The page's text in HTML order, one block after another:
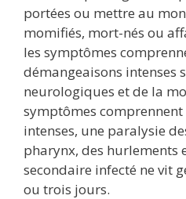
portées ou mettre au
momifiés, mort-nés ou
les symptômes
démangeaisons intenses
neurologiques et de la
symptômes
intenses, une paralysie
pharynx, des hurlements
secondaire infecté ne vit
ou trois jours.